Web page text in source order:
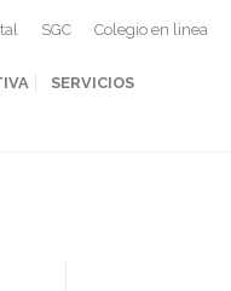
SGC Colegio en linea
SERVICIOS